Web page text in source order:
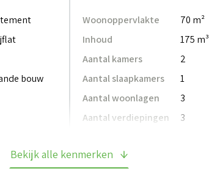
en levensloopbestendig en
tuinonderhoud, glasbewassing en
bouw
Woonoppervlakte
70 m²
Inhoud
175 m³
Aantal kamers
2
Aantal slaapkamers
1
Aantal woonlagen
3
Aantal verdiepingen
3
Bekijk alle kenmerken